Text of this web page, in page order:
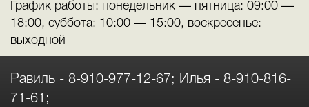
График работы: понедельник — пятница: 09:00 —
18:00, суббота: 10:00 — 15:00, воскресенье:
выходной
Равиль - 8-910-977-12-67 ; Илья - 8-910-816-
71-61 ;